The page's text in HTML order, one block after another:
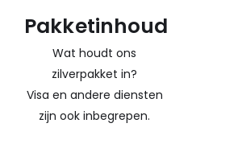
Pakketinhoud
Wat houdt ons
zilverpakket in?
Visa en andere diensten
zijn ook inbegrepen.